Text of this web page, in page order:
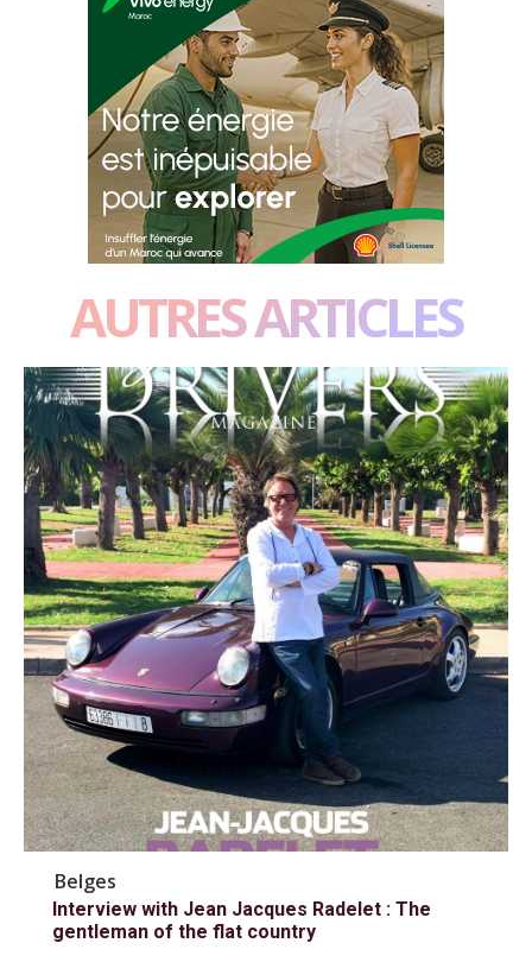
AUTRES ARTICLES
Belges
Interview with Jean Jacques Radelet : The
gentleman of the flat country